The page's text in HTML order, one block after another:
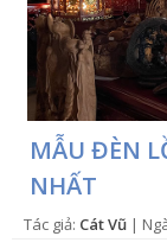
MẪU ĐÈN
NHẤT
Tác giả: Cát Vũ |